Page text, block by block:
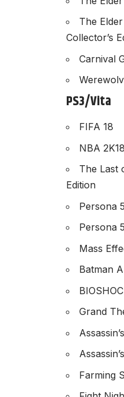
The
Collector’s
Carnival
PS3/Vita
FIFA 18
NBA 2K18
The Last
Edition
Persona 5
Persona
Mass
Batman
Grand
Farming